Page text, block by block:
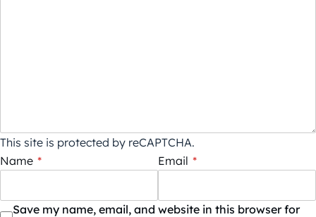
This site is protected by reCAPTCHA.
Name * Email *
Save my name, email, and website in this browser for